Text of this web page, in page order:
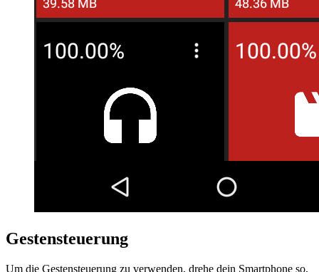
Gestensteuerung
Um die Gestensteuerung zu verwenden, drehe dein Smartphone so,